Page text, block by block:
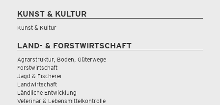
KUNST & KULTUR
Kunst & Kultur
LAND- & FORSTWIRTSCHAFT
Agrarstruktur, Boden, Güterwege
Forstwirtschaft
Jagd & Fischerei
Landwirtschaft
Ländliche Entwicklung
Veterinär & Lebensmittelkontrolle